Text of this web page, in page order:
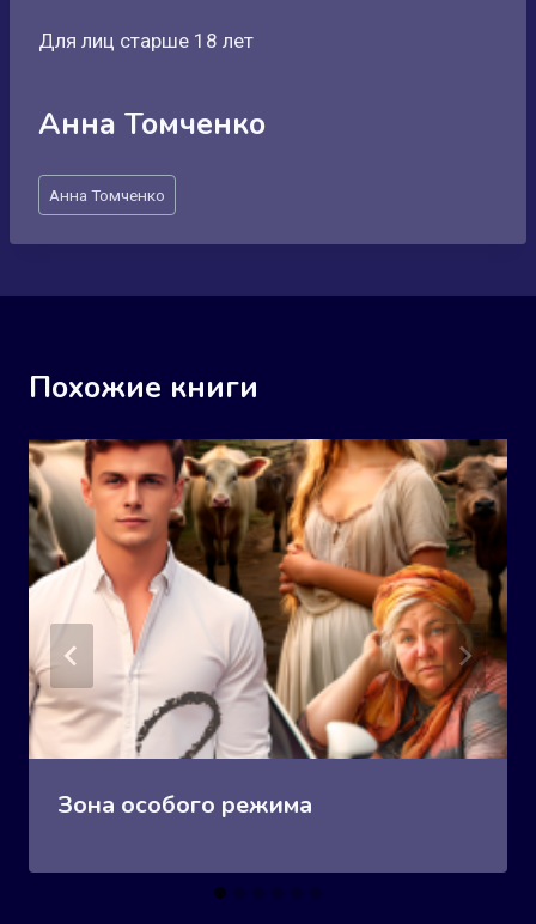
Для лиц старше 18 лет
Анна Томченко
Метки
записи:
Анна Томченко
Похожие книги
Зона особого режима